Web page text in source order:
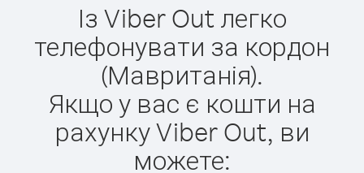
Із Viber Out легко
телефонувати за кордон
(Мавританія).
Якщо у вас є кошти на
рахунку Viber Out, ви
можете: